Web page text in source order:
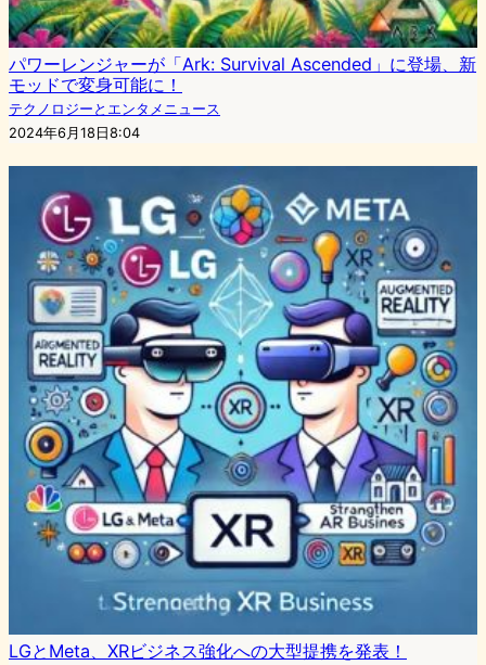
パワーレンジャーが「Ark: Survival Ascended」に登場、新
モッドで変身可能に！
テクノロジーとエンタメニュース
2024年6月18日8:04
LGとMeta、XRビジネス強化への大型提携を発表！